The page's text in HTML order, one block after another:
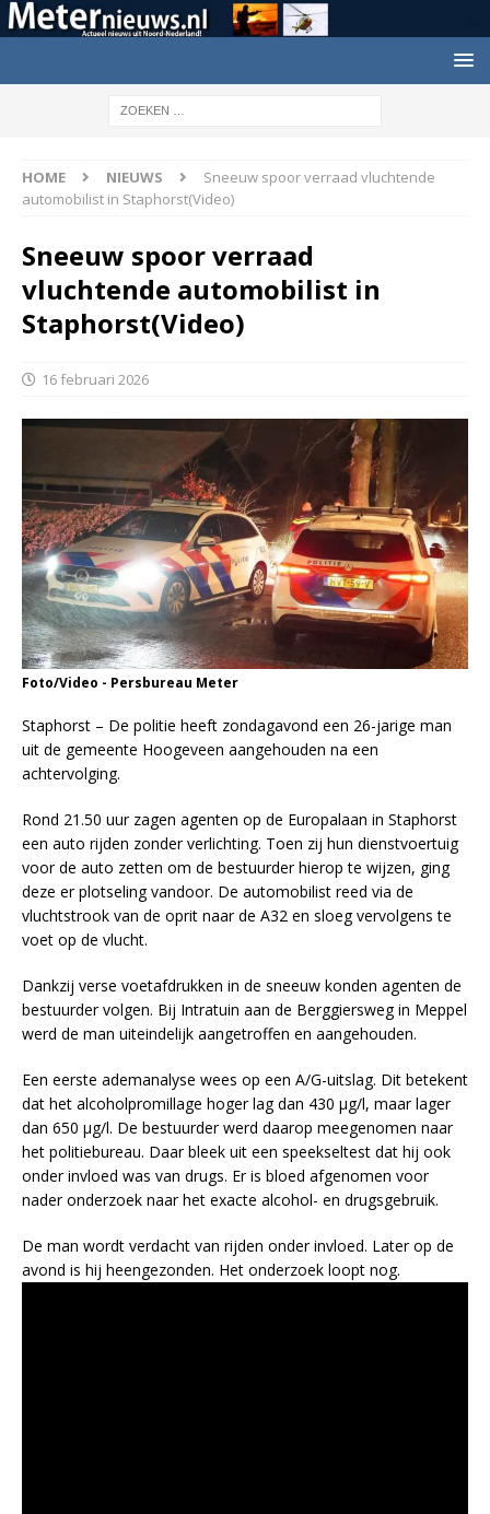
HOME NIEUWS
Sneeuw spoor verraad vluchtende
automobilist in Staphorst(Video)
Sneeuw spoor verraad
vluchtende automobilist in
Staphorst(Video)
16 februari 2026
Foto/Video - Persbureau Meter
Staphorst – De politie heeft zondagavond een 26-jarige man
uit de gemeente Hoogeveen aangehouden na een
achtervolging.
Rond 21.50 uur zagen agenten op de Europalaan in Staphorst
een auto rijden zonder verlichting. Toen zij hun dienstvoertuig
voor de auto zetten om de bestuurder hierop te wijzen, ging
deze er plotseling vandoor. De automobilist reed via de
vluchtstrook van de oprit naar de A32 en sloeg vervolgens te
voet op de vlucht.
Dankzij verse voetafdrukken in de sneeuw konden agenten de
bestuurder volgen. Bij Intratuin aan de Berggiersweg in Meppel
werd de man uiteindelijk aangetroffen en aangehouden.
Een eerste ademanalyse wees op een A/G-uitslag. Dit betekent
dat het alcoholpromillage hoger lag dan 430 µg/l, maar lager
dan 650 µg/l. De bestuurder werd daarop meegenomen naar
het politiebureau. Daar bleek uit een speekseltest dat hij ook
onder invloed was van drugs. Er is bloed afgenomen voor
nader onderzoek naar het exacte alcohol- en drugsgebruik.
De man wordt verdacht van rijden onder invloed. Later op de
avond is hij heengezonden. Het onderzoek loopt nog.